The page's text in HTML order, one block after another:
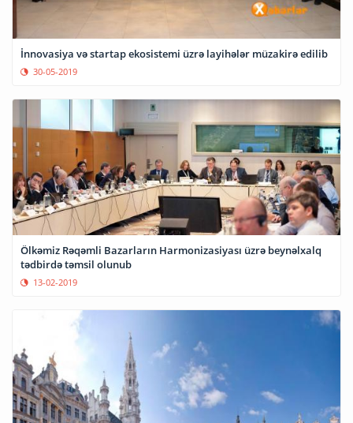
İnnovasiya və startap ekosistemi üzrə layihələr müzakirə edilib
30-05-2019
Ölkəmiz Rəqəmli Bazarların Harmonizasiyası üzrə beynəlxalq
tədbirdə təmsil olunub
13-02-2019